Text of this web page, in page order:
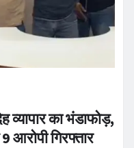
का भंडाफोड़,
गिरफ्तार